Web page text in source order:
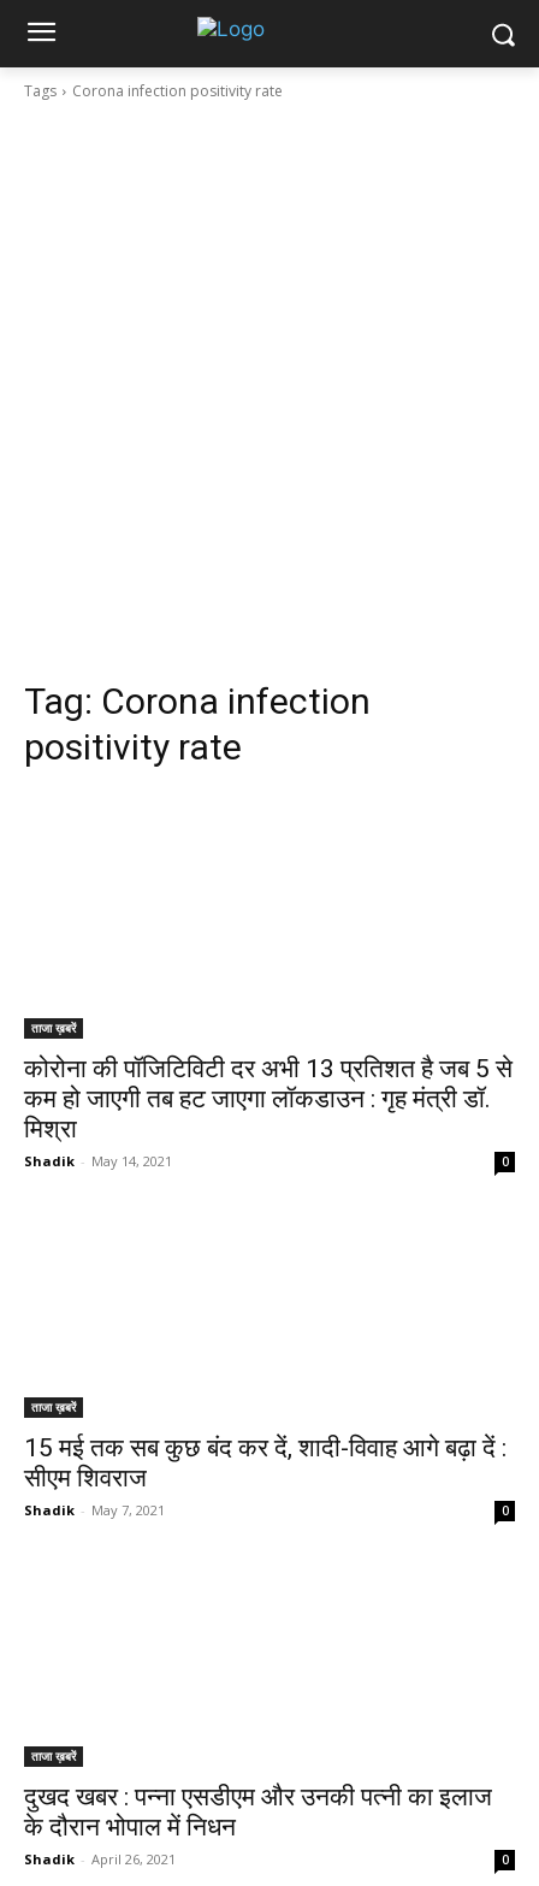
Tags Corona infection positivity rate
Tag: Corona infection
positivity rate
ताजा ख़बरें
कोरोना की पॉजिटिविटी दर अभी 13 प्रतिशत है जब 5 से
कम हो जाएगी तब हट जाएगा लॉकडाउन : गृह मंत्री डॉ.
मिश्रा
Shadik - May 14, 2021 0
ताजा ख़बरें
15 मई तक सब कुछ बंद कर दें, शादी-विवाह आगे बढ़ा दें :
सीएम शिवराज
Shadik - May 7, 2021 0
ताजा ख़बरें
दुखद खबर : पन्ना एसडीएम और उनकी पत्नी का इलाज
के दौरान भोपाल में निधन
Shadik - April 26, 2021 0